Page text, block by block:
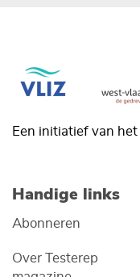
Een initiatief van het
Handige links
Abonneren
Over Testerep